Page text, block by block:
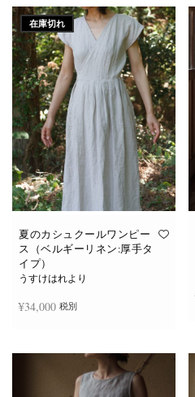
ら
選
択
で
き
ま
す
在庫切れ
夏のカシュクールワンピー
ス（ベルギーリネン:厚手タ
イプ）
うすけはれより
¥34,000 税別